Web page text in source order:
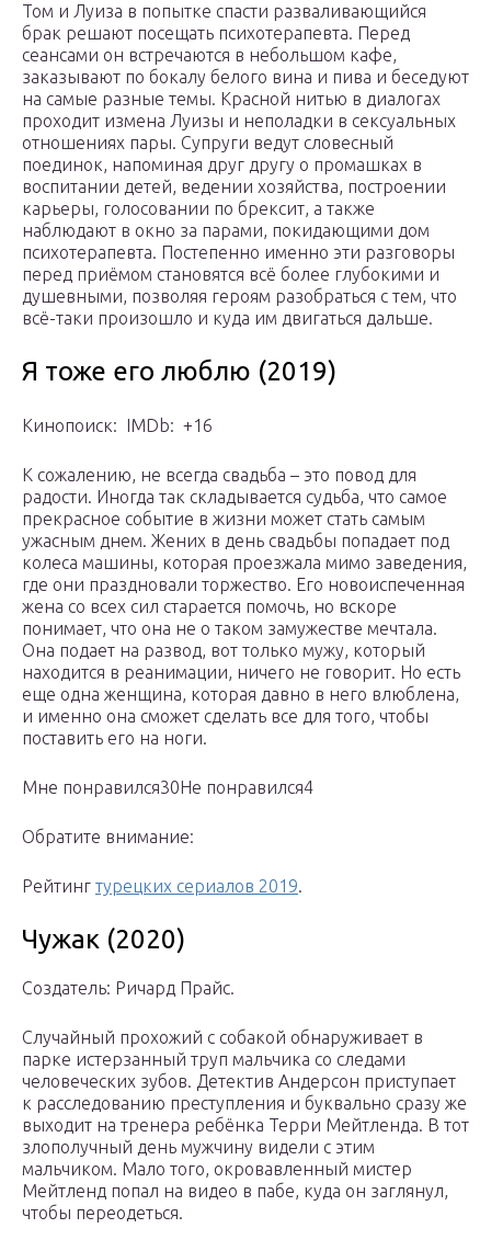
Том и Луиза в попытке спасти разваливающийся
брак решают посещать психотерапевта. Перед
сеансами он встречаются в небольшом кафе,
заказывают по бокалу белого вина и пива и беседуют
на самые разные темы. Красной нитью в диалогах
проходит измена Луизы и неполадки в сексуальных
отношениях пары. Супруги ведут словесный
поединок, напоминая друг другу о промашках в
воспитании детей, ведении хозяйства, построении
карьеры, голосовании по брексит, а также
наблюдают в окно за парами, покидающими дом
психотерапевта. Постепенно именно эти разговоры
перед приёмом становятся всё более глубокими и
душевными, позволяя героям разобраться с тем, что
всё-таки произошло и куда им двигаться дальше.
Я тоже его люблю (2019)
Кинопоиск: IMDb: +16
К сожалению, не всегда свадьба – это повод для
радости. Иногда так складывается судьба, что самое
прекрасное событие в жизни может стать самым
ужасным днем. Жених в день свадьбы попадает под
колеса машины, которая проезжала мимо заведения,
где они праздновали торжество. Его новоиспеченная
жена со всех сил старается помочь, но вскоре
понимает, что она не о таком замужестве мечтала.
Она подает на развод, вот только мужу, который
находится в реанимации, ничего не говорит. Но есть
еще одна женщина, которая давно в него влюблена,
и именно она сможет сделать все для того, чтобы
поставить его на ноги.
Мне понравился30Не понравился4
Обратите внимание:
Рейтинг турецких сериалов 2019.
Чужак (2020)
Создатель: Ричард Прайс.
Случайный прохожий с собакой обнаруживает в
парке истерзанный труп мальчика со следами
человеческих зубов. Детектив Андерсон приступает
к расследованию преступления и буквально сразу же
выходит на тренера ребёнка Терри Мейтленда. В тот
злополучный день мужчину видели с этим
мальчиком. Мало того, окровавленный мистер
Мейтленд попал на видео в пабе, куда он заглянул,
чтобы переодеться.